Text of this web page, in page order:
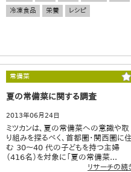
冷凍食品
栄養 レシピ
常備菜
夏の常備菜に関する調査
2013年06月24日
ミツカンは、夏の常備菜への意識や取
り組みを探るべく、首都圏・関西圏に住
む 30～40 代の子どもを持つ主婦
（416名）を対象に「夏の常備菜...
リサーチの続